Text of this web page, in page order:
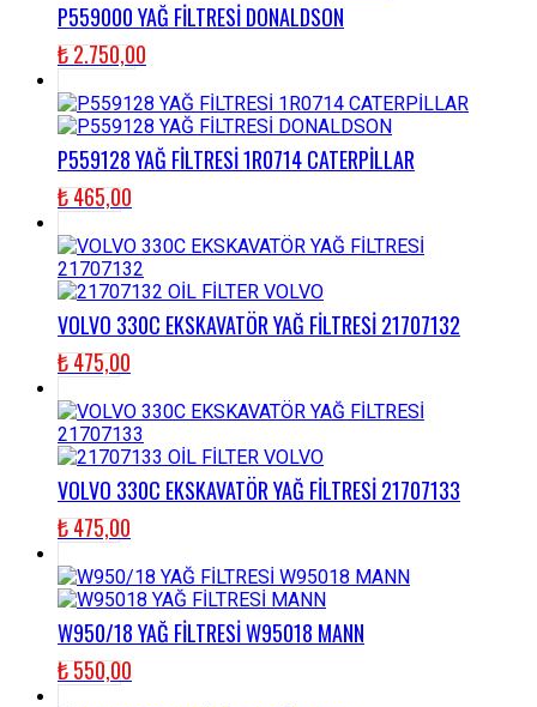
P559000 YAĞ FİLTRESİ DONALDSON
₺2.750,00
P559128 YAĞ FİLTRESİ 1R0714 CATERPİLLAR
₺465,00
VOLVO 330C EKSKAVATÖR YAĞ FİLTRESİ 21707132
₺475,00
VOLVO 330C EKSKAVATÖR YAĞ FİLTRESİ 21707133
₺475,00
W950/18 YAĞ FİLTRESİ W95018 MANN
₺550,00